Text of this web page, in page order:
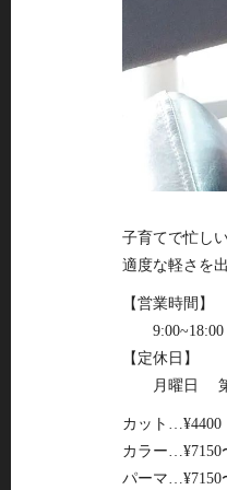
子育てで忙し
適度な軽さを
【営業時間】
9:00~18:00
【定休日】
月曜日 第
カット…¥4400
カラー
パーマ…¥7150